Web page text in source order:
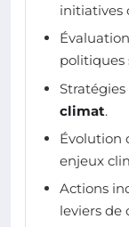
initiatives
politiques
climat.
Évolution
enjeux
Actions
leviers de